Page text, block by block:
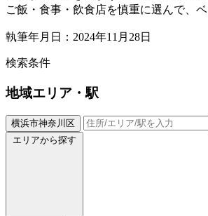
ご飯・食事・飲食店を慎重に選んで、
執筆年月日：2024年11月28日
検索条件
地域エリア・駅
横浜市神奈川区
エリアから探す